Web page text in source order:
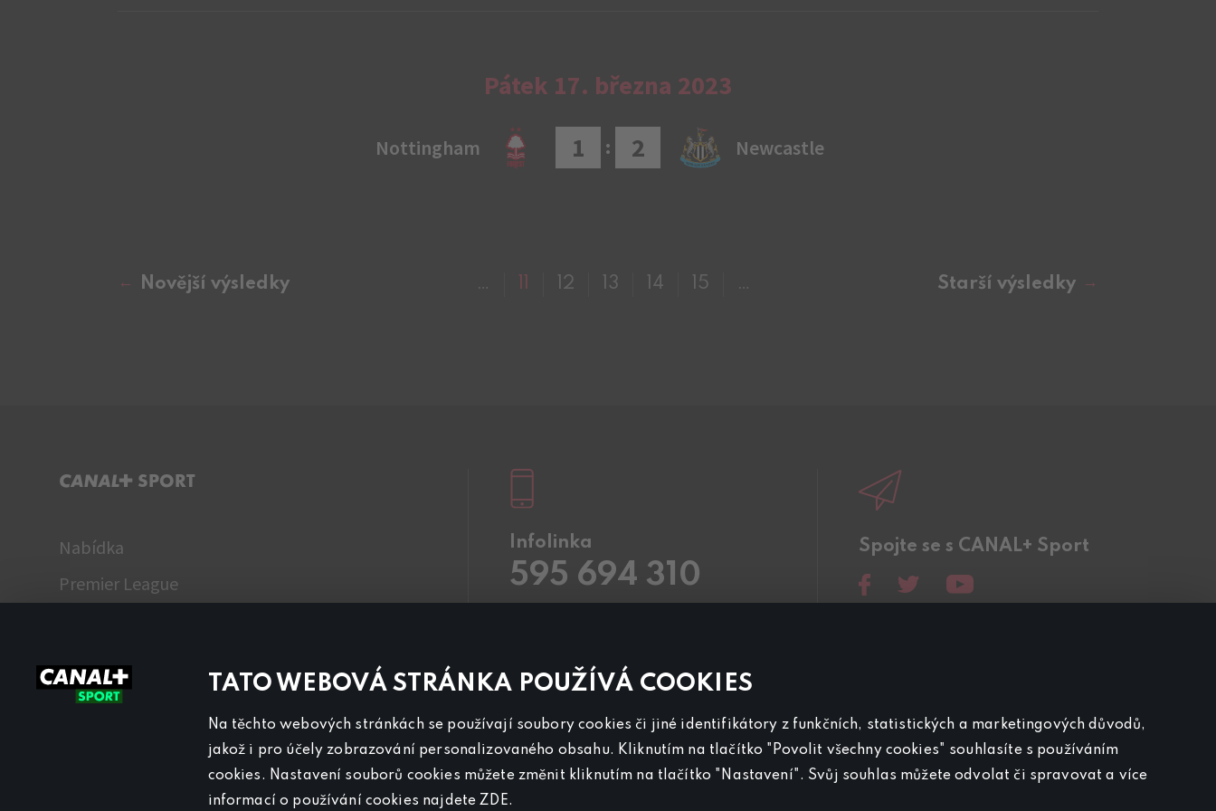
TATO WEBOVÁ STRÁNKA POUŽÍVÁ COOKIES
Na těchto webových stránkách se používají soubory cookies či jiné identifikátory z funkčních, statistických a marketingových důvodů,
jakož i pro účely zobrazování personalizovaného obsahu. Kliknutím na tlačítko "Povolit všechny cookies" souhlasíte s používáním
cookies. Nastavení souborů cookies můžete změnit kliknutím na tlačítko "Nastavení". Svůj souhlas můžete odvolat či spravovat a více
informací o používání cookies najdeteZDE.
Pátek 17. března 2023
Nottingham 1 : 2 Newcastle
Novější výsledky … 12 13 14 15 … Starší výsledky
C+ SPORT
Nabídka
Premier League
TV program
Infolinka
595 694 310
Kontaktujte nás také přes chat
Pro
inzerci na programu CANAL+ Sport
nás kontaktujte nareklama@canalplus.cz
Naši redakci kontaktujete na
redakce@canalplus.cz
Spojte se s CANAL+ Sport